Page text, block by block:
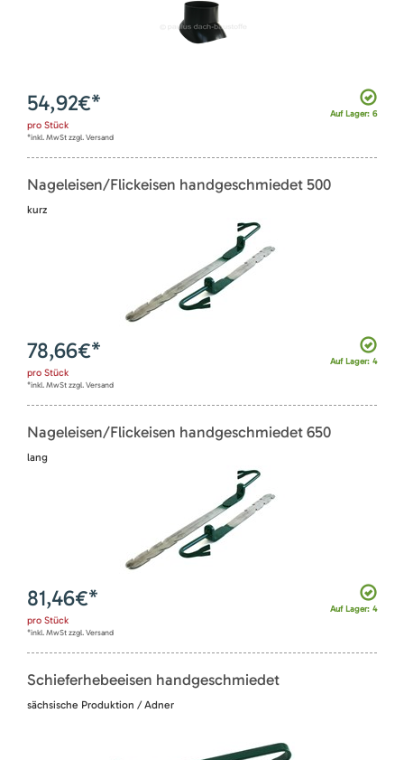
Auf Lager: 6
54,92€*
pro Stück
*inkl. MwSt zzgl. Versand
Nageleisen/Flickeisen handgeschmiedet 500
kurz
Auf Lager: 4
78,66€*
pro Stück
*inkl. MwSt zzgl. Versand
Nageleisen/Flickeisen handgeschmiedet 650
lang
Auf Lager: 4
81,46€*
pro Stück
*inkl. MwSt zzgl. Versand
Schieferhebeeisen handgeschmiedet
sächsische Produktion / Adner